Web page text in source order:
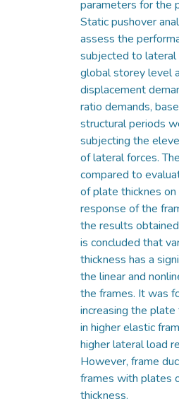
parameters for the
Static pushover
assess the
subjected to lateral
global storey level
displacement
ratio demands,
structural periods
subjecting the
of lateral forces.
compared to
of plate thicknes
response of the
the results
is concluded that
thickness has a
the linear and
the frames. It was
increasing the
in higher elastic
higher lateral load
However, frame
frames with plates
thickness.